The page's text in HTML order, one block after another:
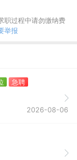
职过程中请勿缴纳费
举报
急聘
2026-08-06